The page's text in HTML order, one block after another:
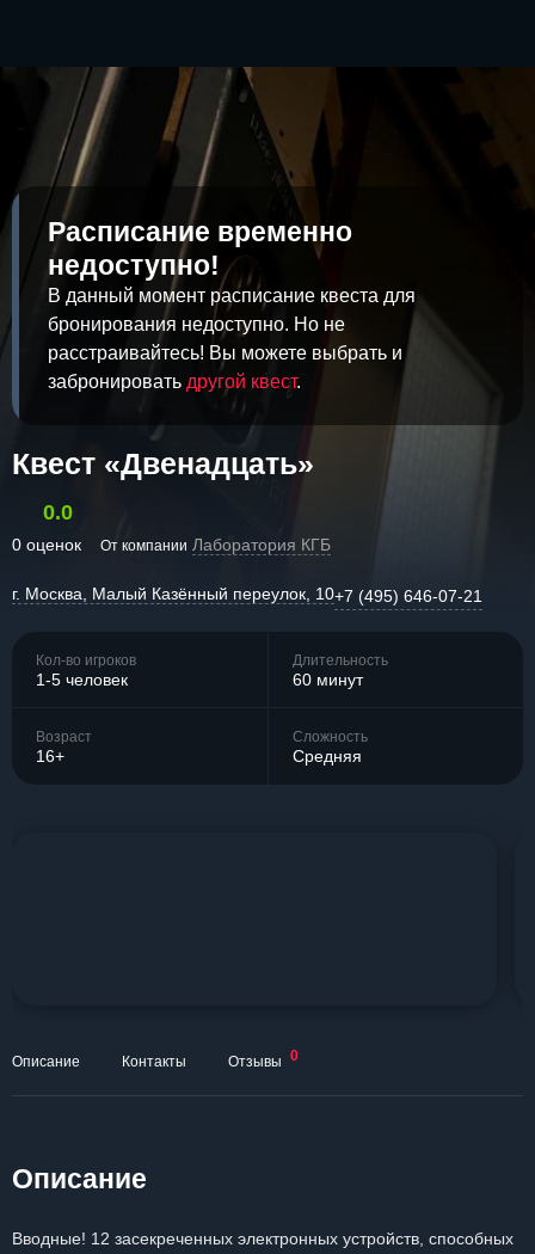
Расписание временно
недоступно!
В данный момент расписание квеста для
бронирования недоступно. Но не
расстраивайтесь! Вы можете выбрать и
забронировать другой квест.
Квест «Двенадцать»
0.0
0 оценок От компании Лаборатория КГБ
г. Москва, Малый Казённый переулок, 10+7 (495) 646-07-21
Кол-во игроков
1-5 человек
Длительность
60 минут
Возраст
16+
Сложность
Средняя
Описание Контакты Отзывы 0
Описание
Вводные! 12 засекреченных электронных устройств, способных